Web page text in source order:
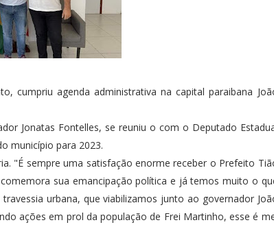
cumpriu agenda administrativa na capital paraibana
Jonatas Fontelles, se reuniu o com o Deputado
município para 2023.
"É sempre uma satisfação enorme receber o Prefeito
sua emancipação política e já temos muito o
urbana, que viabilizamos junto ao governador
ações em prol da população de Frei Martinho, esse é